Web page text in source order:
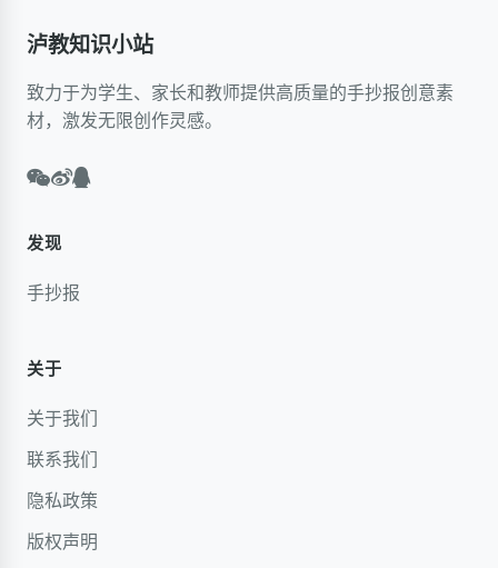
泸教知识小站
致力于为学生、家长和教师提供高质量的手抄报创意素
材，激发无限创作灵感。
发现
手抄报
关于
关于我们
联系我们
隐私政策
版权声明